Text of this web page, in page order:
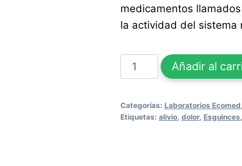
medicamentos
la actividad del sistema
METOCARBAMOL
ECOMED
Tabletas
Añadir al
Categorías: Laboratorios Ecomed
Etiquetas: alivio, dolor, Esguinces